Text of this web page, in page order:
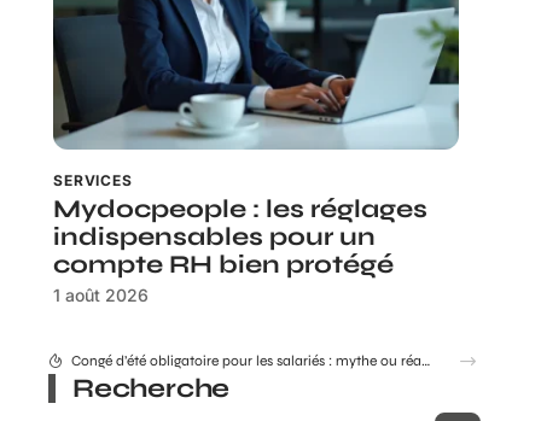
SERVICES
Mydocpeople : les réglages
indispensables pour un
compte RH bien protégé
1 août 2026
Congé d’été obligatoire pour les salariés : mythe ou réalité ?
Recherche